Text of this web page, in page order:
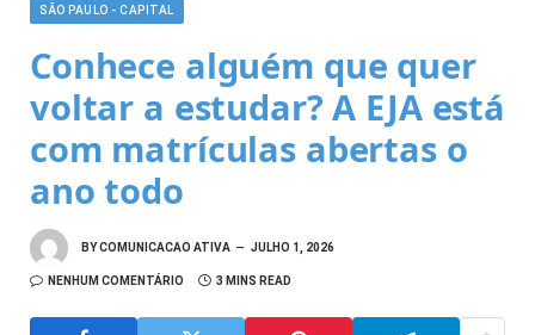
SÃO PAULO - CAPITAL
Conhece alguém que quer
voltar a estudar? A EJA está
com matrículas abertas o
ano todo
BYCOMUNICACAO ATIVA JULHO 1, 2026
NENHUM COMENTÁRIO 3 MINS READ